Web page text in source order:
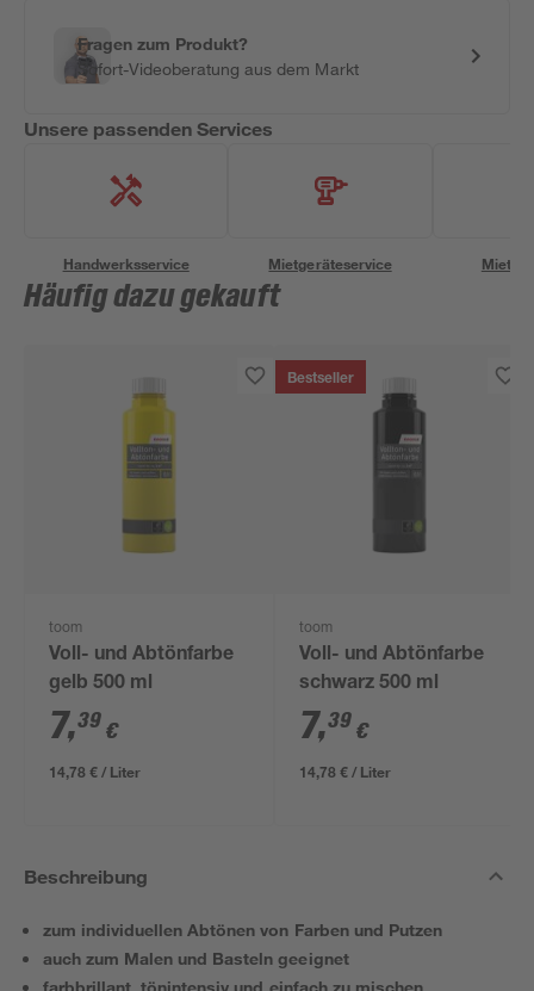
Fragen zum Produkt?
Sofort-Videoberatung aus dem Markt
Unsere passenden Services
Handwerksservice Mietgeräteservice
Häufig dazu gekauft
toom
Voll- und Abtönfarbe
gelb 500 ml
7,39 €
14,78 € / Liter
Bestseller
toom
Voll- und Abtönfarbe
schwarz 500 ml
7,39 €
14,78 € / Liter
Beschreibung
zum individuellen Abtönen von Farben und Putzen
auch zum Malen und Basteln geeignet
farbbrillant, tönintensiv und einfach zu mischen